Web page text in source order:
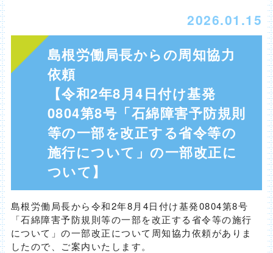
2026.01.15
島根労働局長からの周知協力
依頼
【令和2年8月4日付け基発
0804第8号「石綿障害予防規則
等の一部を改正する省令等の
施行について」の一部改正に
ついて】
島根労働局長から令和2年8月4日付け基発0804第8号
「石綿障害予防規則等の一部を改正する省令等の施行
について」の一部改正について周知協力依頼がありま
したので、ご案内いたします。